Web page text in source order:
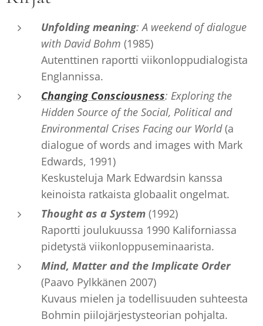
Unfolding meaning: A weekend of dialogue
with David Bohm (1985)
Autenttinen raportti viikonloppudialogista
Englannissa.
Changing Consciousness: Exploring the
Hidden Source of the Social, Political and
Environmental Crises Facing our World(a
dialogue of words and images with Mark
Edwards, 1991)
Keskusteluja Mark Edwardsin kanssa
keinoista ratkaista globaalit ongelmat.
Thought as a System (1992)
Raportti joulukuussa 1990 Kaliforniassa
pidetystä viikonloppuseminaarista.
Mind, Matter and the Implicate Order
(Paavo Pylkkänen 2007)
Kuvaus mielen ja todellisuuden suhteesta
Bohmin piilojärjestysteorian pohjalta.